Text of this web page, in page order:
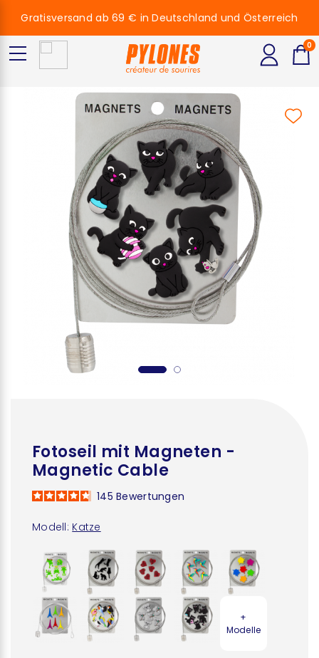
Fotoseil mit Magneten -
Magnetic Cable
Modell: Katze
145Bewertungen
+
Modelle
Gratisversand ab 69 € in Deutschland und Österreich
0